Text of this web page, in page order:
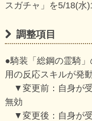
スガチャ」を5/18(水
調整項目
●騎装「総鋼の霊騎
用の反応スキルが発
▼変更前：自身が受
無効
▼変更後：自身が